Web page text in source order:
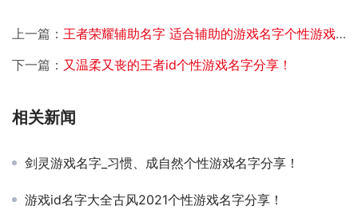
上一篇： 王者荣耀辅助名字 适合辅助的游戏名字个性游戏名字分享！
下一篇： 又温柔又丧的王者id个性游戏名字分享！
相关新闻
剑灵游戏名字_习惯、成自然个性游戏名字分享！
游戏id名字大全古风2021个性游戏名字分享！